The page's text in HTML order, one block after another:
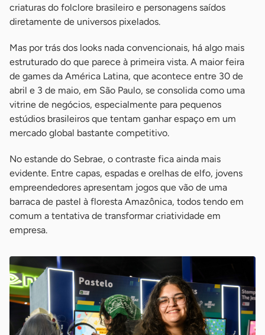
criaturas do folclore brasileiro e personagens saídos
diretamente de universos pixelados.
Mas por trás dos looks nada convencionais, há algo mais
estruturado do que parece à primeira vista. A maior feira
de games da América Latina, que acontece entre 30 de
abril e 3 de maio, em São Paulo, se consolida como uma
vitrine de negócios, especialmente para pequenos
estúdios brasileiros que tentam ganhar espaço em um
mercado global bastante competitivo.
No estande do Sebrae, o contraste fica ainda mais
evidente. Entre capas, espadas e orelhas de elfo, jovens
empreendedores apresentam jogos que vão de uma
barraca de pastel à floresta Amazônica, todos tendo em
comum a tentativa de transformar criatividade em
empresa.